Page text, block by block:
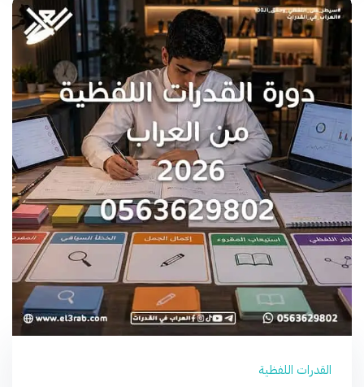
القدرات اللفظية